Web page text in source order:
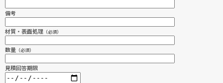
備考
材質・表面処理 （必須）
数量 （必須）
見積回答期限